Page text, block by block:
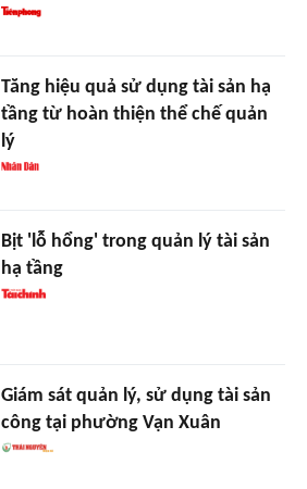
Tăng hiệu quả sử dụng tài sản hạ
tầng từ hoàn thiện thể chế quản
lý
Bịt 'lỗ hổng' trong quản lý tài sản
hạ tầng
Giám sát quản lý, sử dụng tài sản
công tại phường Vạn Xuân